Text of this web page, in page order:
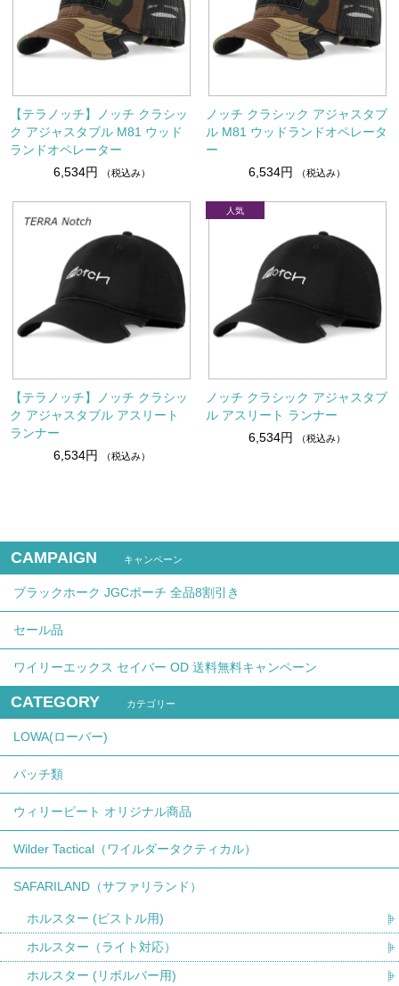
【テラノッチ】ノッチ クラシッ
ク アジャスタブル M81 ウッド
ランドオペレーター
6,534円
（税込み）
ノッチ クラシック アジャスタブ
ル M81 ウッドランドオペレータ
ー
6,534円
（税込み）
【テラノッチ】ノッチ クラシッ
ク アジャスタブル アスリート
ランナー
6,534円
（税込み）
ノッチ クラシック アジャスタブ
ル アスリート ランナー
6,534円
（税込み）
CAMPAIGN キャンペーン
ブラックホーク JGCポーチ 全品8割引き
セール品
ワイリーエックス セイバー OD 送料無料キャンペーン
CATEGORY カテゴリー
LOWA(ローバー)
パッチ類
ウィリーピート オリジナル商品
Wilder Tactical（ワイルダータクティカル）
SAFARILAND（サファリランド）
ホルスター (ピストル用)
ホルスター（ライト対応）
ホルスター (リボルバー用)